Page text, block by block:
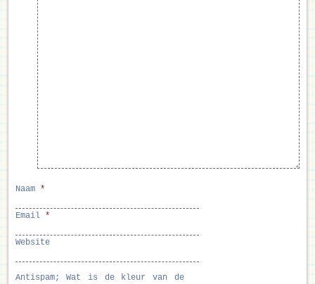
Naam *
Email *
Website
Antispam; Wat is de kleur van de